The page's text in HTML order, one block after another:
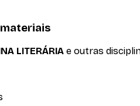
LITERÁRIA e outras